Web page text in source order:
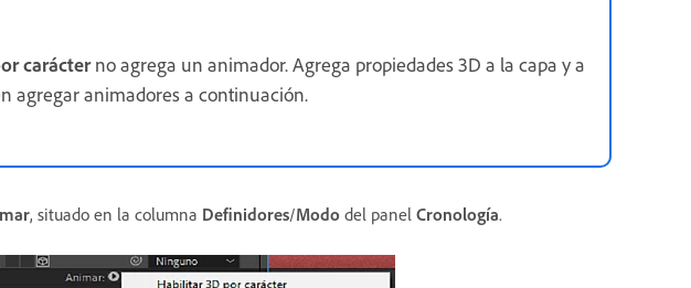
carácterno agrega un animador. Agrega propiedades 3D a la capa y a
agregar animadores a continuación.
, situado en la columna Definidores/Modo del panel Cronología.